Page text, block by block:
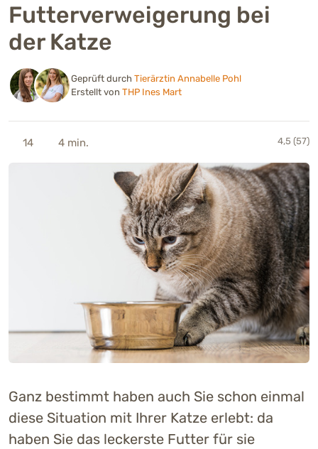
Futterverweigerung bei
der Katze
Geprüft durch Tierärztin Annabelle Pohl
Erstellt von THP Ines Mart
14 4 min. 4,5 (57)
Ganz bestimmt haben auch Sie schon einmal
diese Situation mit Ihrer Katze erlebt: da
haben Sie das leckerste Futter für sie